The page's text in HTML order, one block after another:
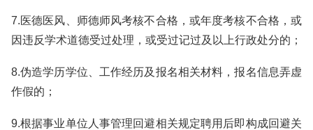
7.医德医风、师德师风考核不合格，或年度考核不合格，或
因违反学术道德受过处理，或受过记过及以上行政处分的；
8.伪造学历学位、工作经历及报名相关材料，报名信息弄虚
作假的；
9.根据事业单位人事管理回避相关规定聘用后即构成回避关